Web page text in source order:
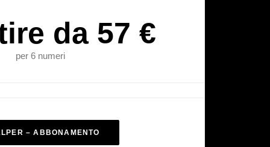
da 57 €
per 6 numeri
– ABBONAMENTO